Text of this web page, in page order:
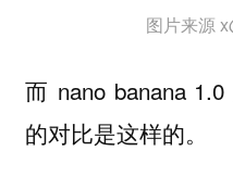
图片来源
而 nano banana
的对比是这样的。